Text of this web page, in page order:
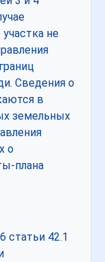
не
Сведения о
в
земельных
о
плана
статьи 42.1